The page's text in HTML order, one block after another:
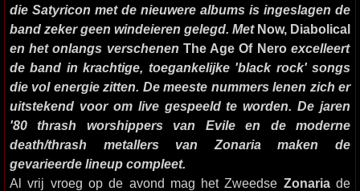
die Satyricon met de nieuwere albums is ingeslagen de
band zeker geen windeieren gelegd. Met Now, Diabolical
en het onlangs verschenen The Age Of Neroexcelleert
de band in krachtige, toegankelijke 'black rock' songs
die vol energie zitten. De meeste nummers lenen zich er
uitstekend voor om live gespeeld te worden. De jaren
'80 thrash worshippers van Evile en de moderne
death/thrash metallers van Zonaria maken de
gevarieerde lineup compleet.
Al vrij vroeg op de avond mag het Zweedse Zonariade